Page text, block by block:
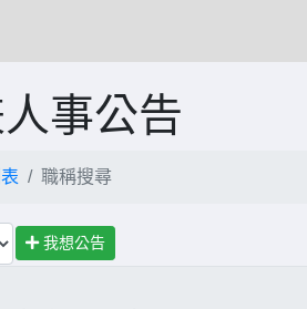
事公告
職稱搜尋
我想公告